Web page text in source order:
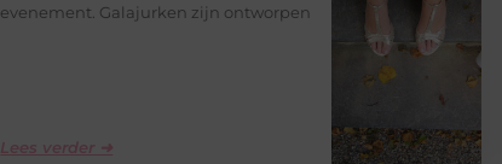
evenement. Galajurken zijn ontworpen
Lees verder ➜